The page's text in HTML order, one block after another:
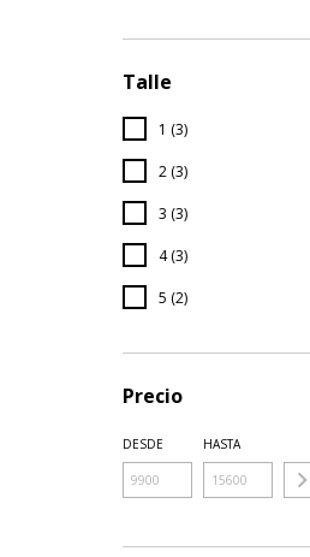
Talle
1 (3)
2 (3)
3 (3)
4 (3)
5 (2)
Precio
DESDE HASTA